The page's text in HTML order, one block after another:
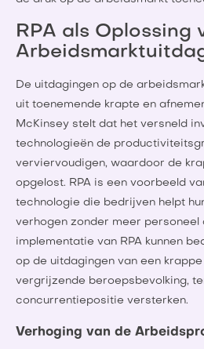
RPA als Oplossing
De uitdagingen op de
uit toenemende krapte en
McKinsey stelt dat het versneld
technologieën de
verviervoudigen, waardoor de
opgelost. RPA is een voorbeeld
technologie die bedrijven helpt
verhogen zonder meer personeel
implementatie van RPA kunnen
op de uitdagingen van een
vergrijzende beroepsbevolking,
concurrentiepositie versterken.
Verhoging van de